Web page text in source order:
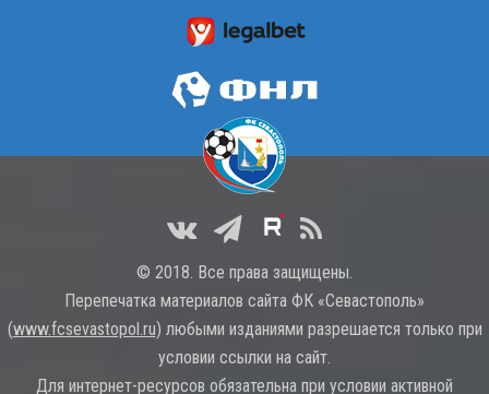
© 2018. Все права защищены.
Перепечатка материалов сайта ФК «Севастополь»
(www.fcsevastopol.ru) любыми изданиями разрешается только при
условии ссылки на сайт.
Для интернет-ресурсов обязательна при условии активной